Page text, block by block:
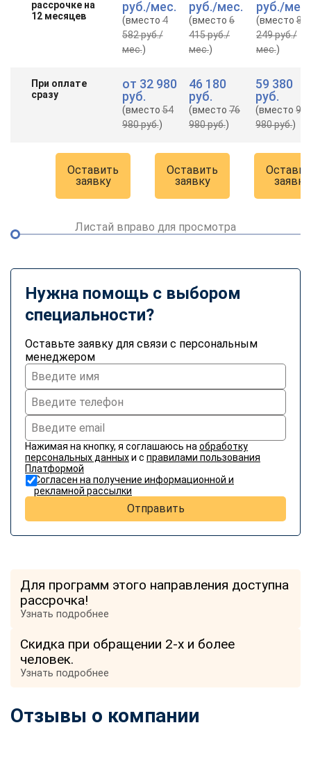
рассрочке на
12 месяцев
руб./мес.
(вместо4
582 руб./
мес.)
руб./мес.
(вместо6
415 руб./
мес.)
руб./мес.
(вместо8
249 руб./
мес.)
При оплате
сразу
от 32 980
руб.
(вместо54
980 руб.)
46 180
руб.
(вместо 76
980 руб.)
59 380
руб.
(вместо98
980 руб.)
Оставить
заявку
Оставить
заявку
заявку
Листай вправо для просмотра
Нужна помощь с выбором
специальности?
Оставьте заявку для связи с персональным
менеджером
Нажимая на кнопку, я соглашаюсь на обработку
персональных данныхи с правилами пользования
Платформой
Согласен на получение информационной и
рекламной рассылки
Отправить
Для программ этого направления доступна
рассрочка!
Узнать подробнее
Скидка при обращении 2-х и более
человек.
Узнать подробнее
Отзывы о компании